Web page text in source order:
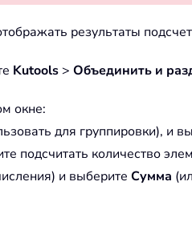
результаты
Kutools > Объединить и
окне:
для группировки), и
подсчитать количество
и выберите Сумма